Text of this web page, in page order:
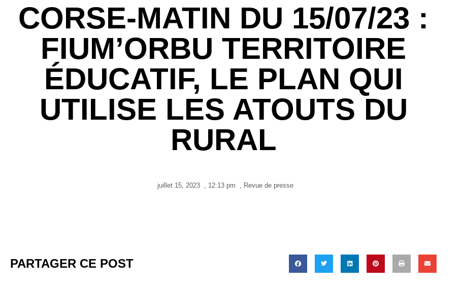
CORSE-MATIN DU 15/07/23 :
FIUM’ORBU TERRITOIRE
ÉDUCATIF, LE PLAN QUI
UTILISE LES ATOUTS DU
RURAL
juillet 15, 2023 12:13 pm Revue de presse
PARTAGER CE POST